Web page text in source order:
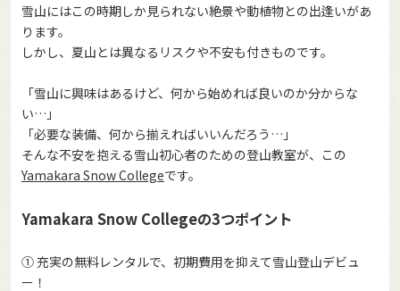
雪山にはこの時期しか見られない絶景や動植物との出逢いがあ
ります。
しかし、夏山とは異なるリスクや不安も付きものです。
「雪山に興味はあるけど、何から始めれば良いのか分からな
い…」
「必要な装備、何から揃えればいいんだろう…」
そんな不安を抱える雪山初心者のための登山教室が、この
Yamakara Snow Collegeです。
Yamakara Snow Collegeの3つポイント
① 充実の無料レンタルで、初期費用を抑えて雪山登山デビュ
ー！